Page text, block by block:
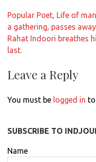
Post
navigation
Popular Poet, Life of
a gathering, passes
Rahat Indoori breathes
last.
Leave a Reply
You must be logged in
SUBSCRIBE TO
Name